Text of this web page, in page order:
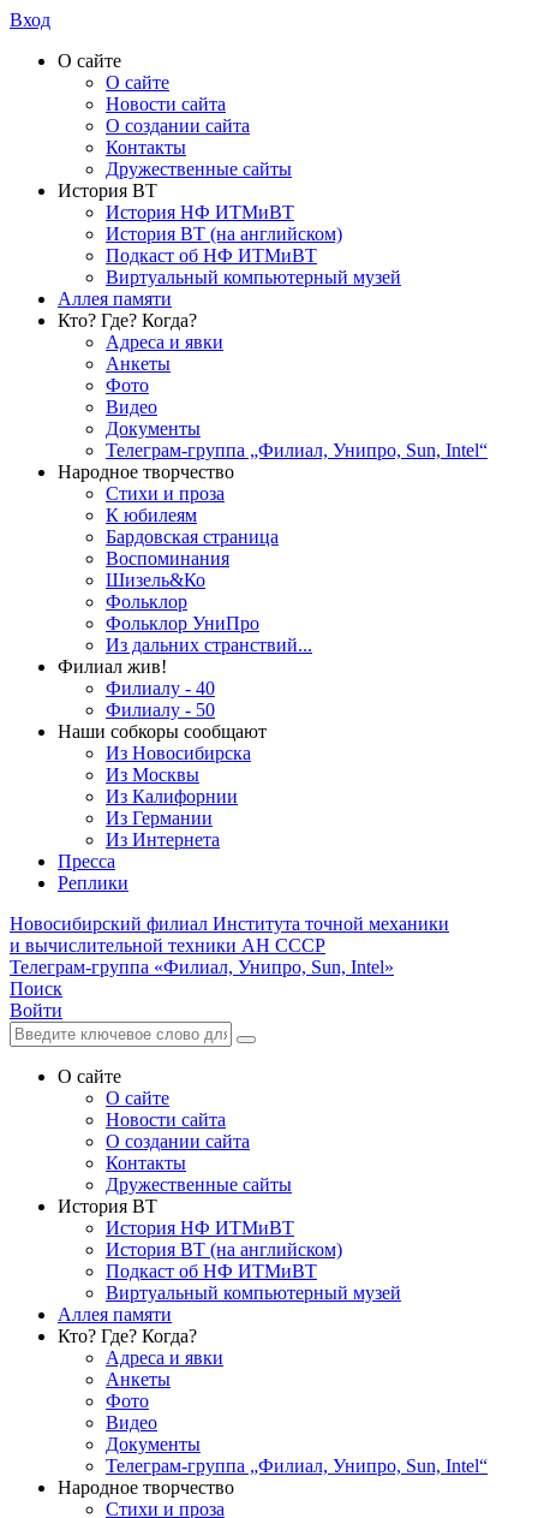
Вход
О сайте
О сайте
Новости сайта
О создании сайта
Контакты
Дружественные сайты
История ВТ
История НФ ИТМиВТ
История ВТ (на английском)
Подкаст об НФ ИТМиВТ
Виртуальный компьютерный музей
Аллея памяти
Кто? Где? Когда?
Адреса и явки
Анкеты
Фото
Видео
Документы
Телеграм-группа „Филиал, Унипро, Sun, Intel“
Народное творчество
Стихи и проза
К юбилеям
Бардовская страница
Воспоминания
Шизель&Ко
Фольклор
Фольклор УниПро
Из дальних странствий...
Филиал жив!
Филиалу - 40
Филиалу - 50
Наши собкоры сообщают
Из Новосибирска
Из Москвы
Из Калифорнии
Из Германии
Из Интернета
Пресса
Реплики
Новосибирский филиал Института точной механики
и вычислительной техники АН СССР
Телеграм-группа «Филиал, Унипро, Sun, Intel»
Поиск
Войти
О сайте
О сайте
Новости сайта
О создании сайта
Контакты
Дружественные сайты
История ВТ
История НФ ИТМиВТ
История ВТ (на английском)
Подкаст об НФ ИТМиВТ
Виртуальный компьютерный музей
Аллея памяти
Кто? Где? Когда?
Адреса и явки
Анкеты
Фото
Видео
Документы
Телеграм-группа „Филиал, Унипро, Sun, Intel“
Народное творчество
Стихи и проза